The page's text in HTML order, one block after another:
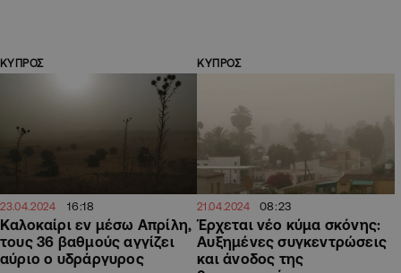
ΚΥΠΡΟΣ
23.04.2024 16:18
Καλοκαίρι εν μέσω Απρίλη,
τους 36 βαθμούς αγγίζει
αύριο ο υδράργυρος
ΚΥΠΡΟΣ
21.04.2024 08:23
Έρχεται νέο κύμα σκόνης:
Αυξημένες συγκεντρώσεις
και άνοδος της